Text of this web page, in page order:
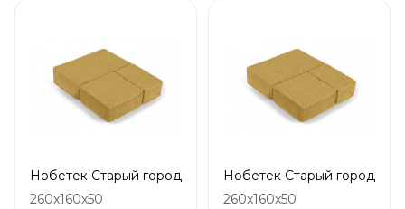
Нобетек Старый город
260x160x50
Нобетек Старый город
260x160x50